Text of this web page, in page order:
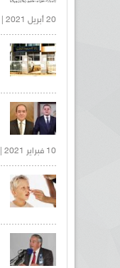
20 أبريل 2021 |
10 فبراير 2021 |